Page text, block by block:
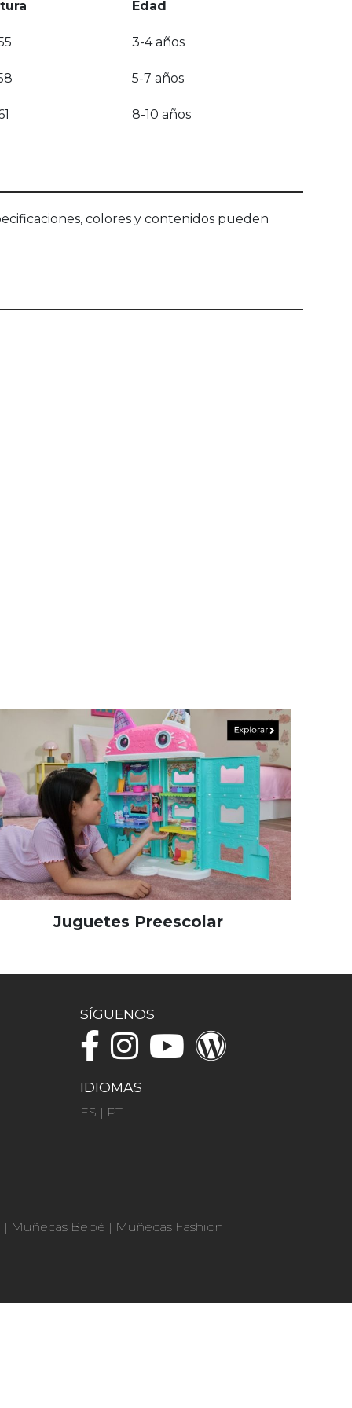
Edad
3-4 años
5-7 años
8-10 años
colores y contenidos pueden
Juguetes Preescolar
SÍGUENOS
IDIOMAS
ES | PT
| Muñecas Bebé | Muñecas Fashion